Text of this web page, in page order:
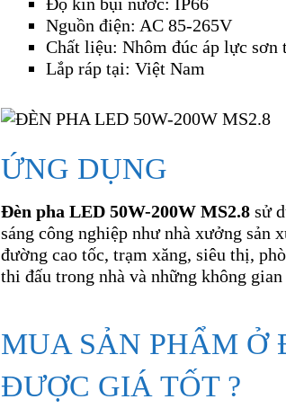
Độ kín bụi nước: IP66
Nguồn điện: AC 85-265V
Chất liệu: Nhôm đúc áp lực sơn
Lắp ráp tại: Việt Nam
ỨNG DỤNG
Đèn pha LED 50W-200W MS2.8sử
sáng công nghiệp như nhà xưởng sản
đường cao tốc, trạm xăng, siêu thị,
thi đấu trong nhà và những không
MUA SẢN PHẨM Ở
ĐƯỢC GIÁ TỐT ?